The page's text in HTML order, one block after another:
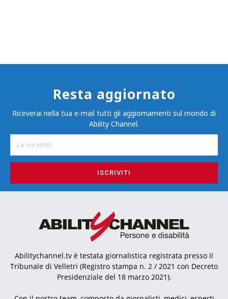
Resta aggiornato
Riceverai nella tua e-mail tutti gli aggiornamenti sul mondo di
Ability Channel.
ISCRIVITI
Abilitychannel.tv è testata giornalistica registrata presso il
Tribunale di Velletri (Registro stampa n. 2 / 2021 con Decreto
Presidenziale del 18 marzo 2021).